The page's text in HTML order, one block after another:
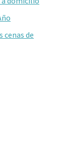
cenas de